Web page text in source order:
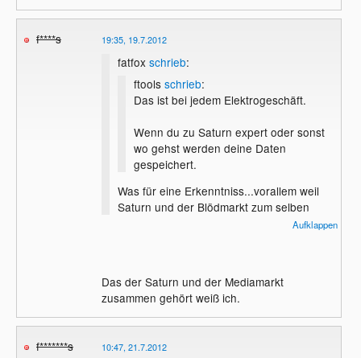
f****s 19:35, 19.7.2012
fatfox schrieb:
ftools schrieb:
Das ist bei jedem Elektrogeschäft.
Wenn du zu Saturn expert oder sonst
wo gehst werden deine Daten
gespeichert.
Was für eine Erkenntniss...vorallem weil
Saturn und der Blödmarkt zum selben
Die angesprochenen Vertragsklauseln
dürfen beim unterschreiben des Vertrags
gestrichen werden, wer also aufmerksam
Aufklappen
Das der Saturn und der Mediamarkt
zusammen gehört weiß ich.
f*******s 10:47, 21.7.2012